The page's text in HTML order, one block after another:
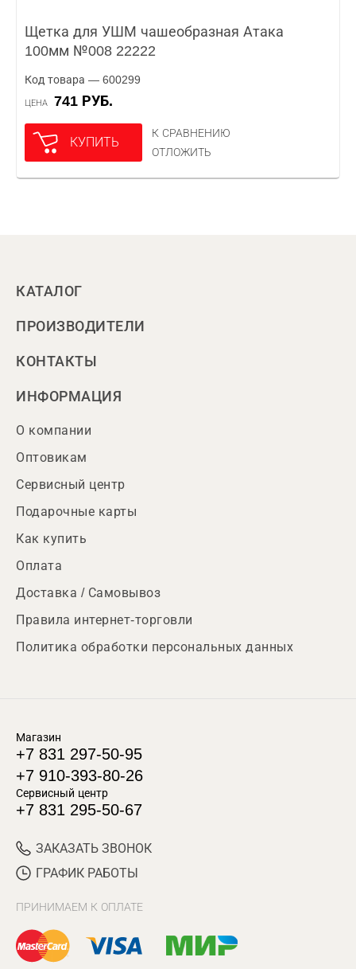
Щетка для УШМ чашеобразная Атака
100мм №008 22222
Код товара — 600299
ЦЕНА 741 РУБ.
КУПИТЬ
К СРАВНЕНИЮ
ОТЛОЖИТЬ
КАТАЛОГ
ПРОИЗВОДИТЕЛИ
КОНТАКТЫ
ИНФОРМАЦИЯ
О компании
Оптовикам
Сервисный центр
Подарочные карты
Как купить
Оплата
Доставка / Самовывоз
Правила интернет-торговли
Политика обработки персональных данных
Магазин
+7 831 297-50-95
+7 910-393-80-26
Сервисный центр
+7 831 295-50-67
ЗАКАЗАТЬ ЗВОНОК
ГРАФИК РАБОТЫ
ПРИНИМАЕМ К ОПЛАТЕ